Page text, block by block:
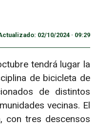
02/10/2024 · 09:29
tendrá lugar la
de bicicleta de
de distintos
vecinas. El
con tres descensos